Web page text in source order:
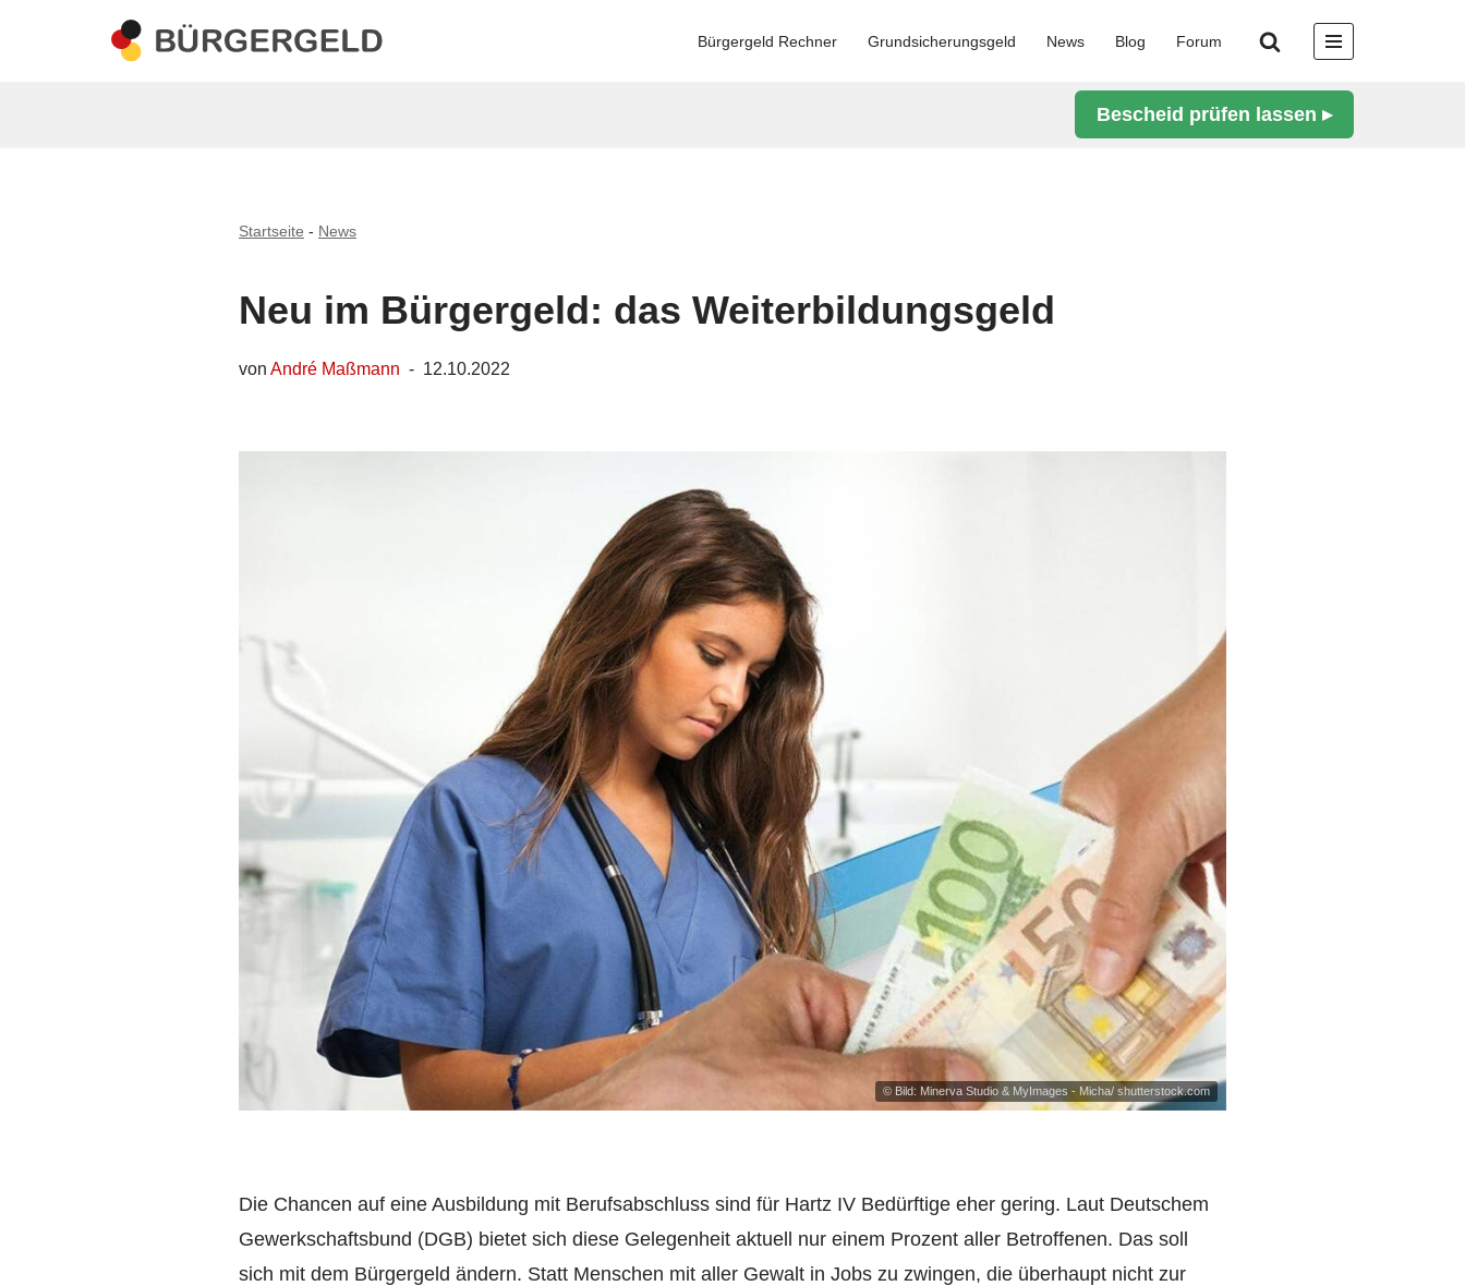
Bürgergeld Rechner Grundsicherungsgeld News Blog Forum
Bescheid prüfen lassen ▸
Startseite - News
Neu im Bürgergeld: das Weiterbildungsgeld
von André Maßmann 12.10.2022
© Bild: Minerva Studio & MyImages - Micha/ shutterstock.com
Die Chancen auf eine Ausbildung mit Berufsabschluss sind für Hartz IV Bedürftige eher gering. Laut Deutschem
Gewerkschaftsbund (DGB) bietet sich diese Gelegenheit aktuell nur einem Prozent aller Betroffenen. Das soll
sich mit dem Bürgergeld ändern. Statt Menschen mit aller Gewalt in Jobs zu zwingen, die überhaupt nicht zur